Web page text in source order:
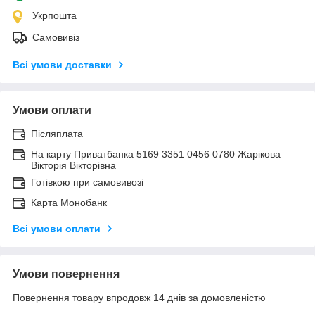
Укрпошта
Самовивіз
Всі умови доставки
Умови оплати
Післяплата
На карту Приватбанка 5169 3351 0456 0780 Жарікова
Вікторія Вікторівна
Готівкою при самовивозі
Карта Монобанк
Всі умови оплати
Умови повернення
Повернення товару впродовж 14 днів за домовленістю